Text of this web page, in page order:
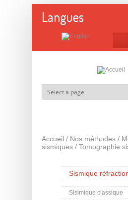
Langues
Accueil / Nos méthodes /
sismiques / Tomographie
Sismique
Sisimique classique